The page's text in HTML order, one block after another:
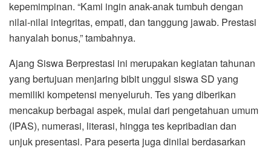
kepemimpinan. “Kami ingin anak-anak tumbuh dengan
nilai-nilai integritas, empati, dan tanggung jawab. Prestasi
hanyalah bonus,” tambahnya.
Ajang Siswa Berprestasi ini merupakan kegiatan tahunan
yang bertujuan menjaring bibit unggul siswa SD yang
memiliki kompetensi menyeluruh. Tes yang diberikan
mencakup berbagai aspek, mulai dari pengetahuan umum
(IPAS), numerasi, literasi, hingga tes kepribadian dan
unjuk presentasi. Para peserta juga dinilai berdasarkan